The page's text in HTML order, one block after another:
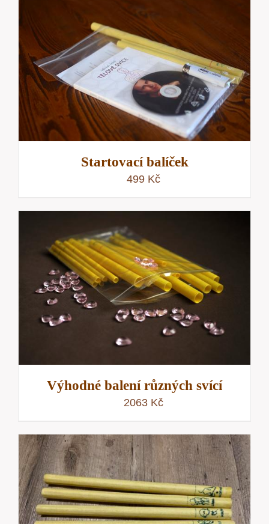
Startovací balíček
499 Kč
Výhodné balení různých svící
2063 Kč